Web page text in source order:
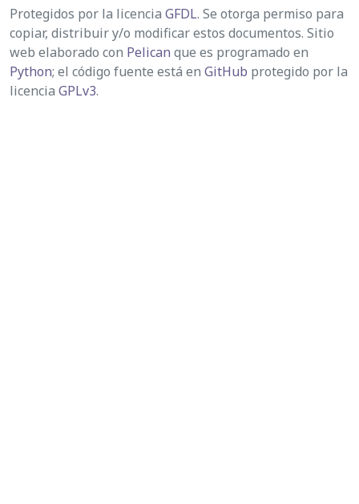
Protegidos por la licencia GFDL. Se otorga permiso para
copiar, distribuir y/o modificar estos documentos. Sitio
web elaborado con Pelican que es programado en
Python; el código fuente está en GitHub protegido por la
licencia GPLv3.